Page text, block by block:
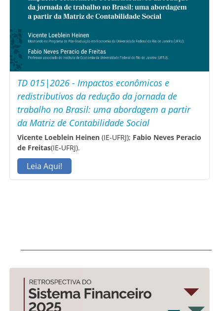
TD 015|2026 - Impactos econômicos e
redistributivos da redução da jornada de
trabalho no Brasil: uma abordagem a partir
da Matriz de Contabilidade Social
Vicente Loeblein Heinen(IE-UFRJ); Fabio Neves Peracio
de Freitas(IE-UFRJ).
Leia Aqui!